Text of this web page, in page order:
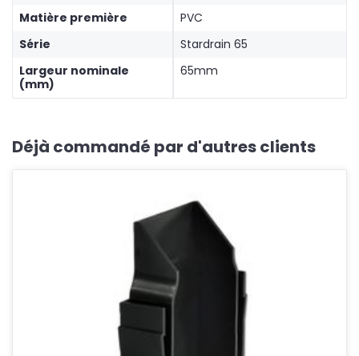
Matière première
PVC
Série
Stardrain 65
Largeur nominale
(mm)
65mm
Déjà commandé par d'autres clients